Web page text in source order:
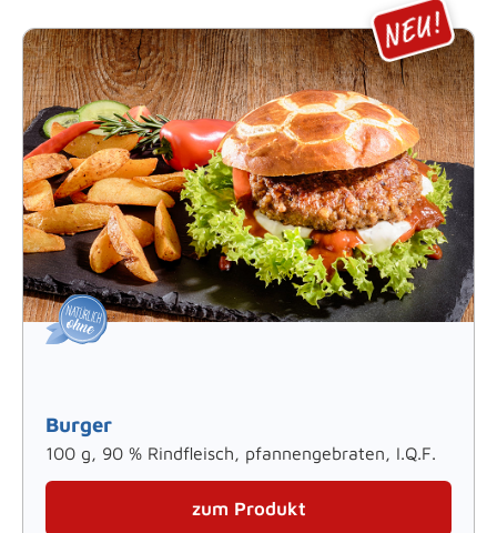
Burger
100 g, 90 % Rindfleisch, pfannengebraten, I.Q.F.
zum Produkt